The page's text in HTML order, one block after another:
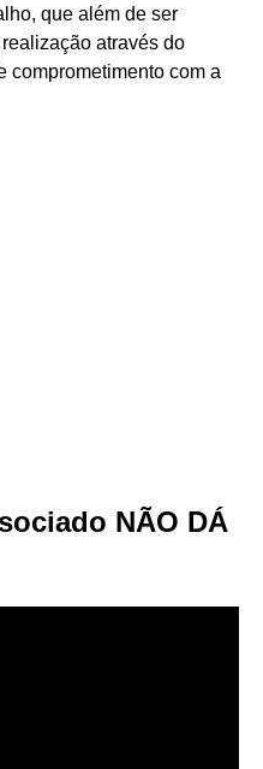
que além de ser
através do
comprometimento com a
NÃO DÁ